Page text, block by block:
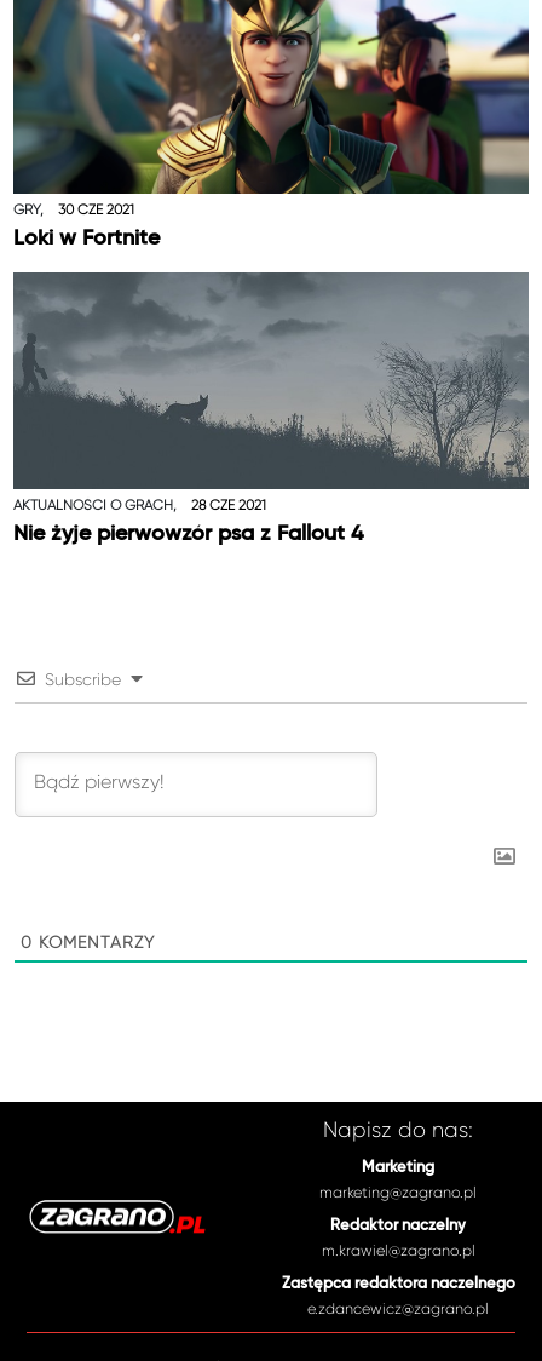
GRY, 30 CZE 2021
Loki w Fortnite
AKTUALNOŚCI O GRACH, 28 CZE 2021
Nie żyje pierwowzór psa z Fallout 4
Subscribe
0 KOMENTARZY
Napisz do nas:
Marketing
marketing@zagrano.pl
Redaktor naczelny
m.krawiel@zagrano.pl
Zastępca redaktora naczelnego
e.zdancewicz@zagrano.pl